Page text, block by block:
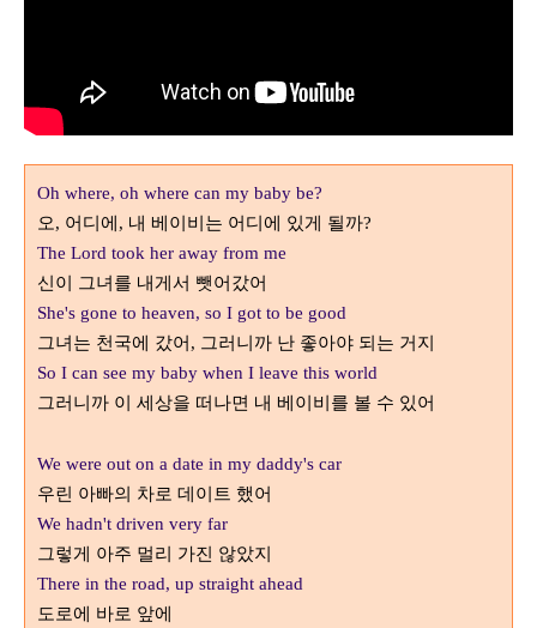
Oh where, oh where can my baby be?
오, 어디에, 내 베이비는 어디에 있게 될까?
The Lord took her away from me
신이 그녀를 내게서 뺏어갔어
She's gone to heaven, so I got to be good
그녀는 천국에 갔어, 그러니까 난 좋아야 되는 거지
So I can see my baby when I leave this world
그러니까 이 세상을 떠나면 내 베이비를 볼 수 있어
We were out on a date in my daddy's car
우린 아빠의 차로 데이트 했어
We hadn't driven very far
그렇게 아주 멀리 가진 않았지
There in the road, up straight ahead
도로에 바로 앞에